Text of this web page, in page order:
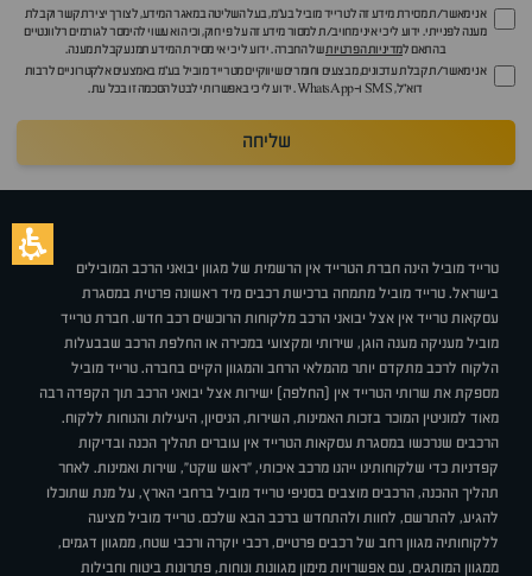
אני מאשר/ת מסירת מידע זה לטרייד מוביל בע"מ, בעל השליטה במאגר המידע, לצורך יצירת קשר וקבלת
מענה לפנייתי. ידוע לי כי איני מחויב/ת למסור מידע זה על פי חוק, וכי הוא עשוי להימסר לגורמים רלוונטיים
בהתאם למדיניות הפרטיותשל החברה. ידוע לי כי אי מסירת המידע תמנע קבלת מענה.
אני מאשר/ת קבלת עדכונים, מבצעים וחומרים שיווקיים מטרייד מוביל בע"מ באמצעים אלקטרוניים לרבות
דוא״ל, SMS ו-WhatsApp. ידוע לי כי באפשרותי לבטל הסכמה זו בכל עת.
שליחה
טרייד מוביל הינה חברת הטרייד אין הרשמית של מגוון יבואני הרכב המובילים
בישראל. טרייד מוביל מתמחה ברכישת רכבים מיד ראשונה פרטית במסגרת
עסקאות טרייד אין אצל יבואני הרכב מלקוחות הרוכשים רכב חדש. חברת טרייד
מוביל מעניקה מענה הוגן, שירותי ומקצועי במכירה או החלפת הרכב שבבעלות
הלקוח לרכב מתקדם יותר מהמלאי הרחב והמגוון הקיים בחברה. טרייד מוביל
מספקת את שרותי הטרייד אין (החלפה) ישירות אצל יבואני הרכב תוך הקפדה רבה
מאוד למוניטין המוכר בזכות האמינות, השירות, הניסיון, היעילות והנוחות ללקוח.
הרכבים שנרכשו במסגרת עסקאות הטרייד אין עוברים תהליך הכנה ובדיקות
קפדניות כדי שלקוחותינו ייהנו מרכב איכותי, "ראש שקט", שירות ואמינות. לאחר
תהליך ההכנה, הרכבים מוצבים בסניפי טרייד מוביל ברחבי הארץ, על מנת שתוכלו
להגיע, להתרשם, לחוות ולהתחדש ברכב הבא שלכם. טרייד מוביל מציעה
ללקוחותיה מגוון רחב של רכבים פרטיים, רכבי יוקרה ורכבי שטח, ממגוון דגמים,
ממגוון המותגים, עם אפשרויות מימון מגוונות ונוחות, פתרונות ביטוח וחבילות